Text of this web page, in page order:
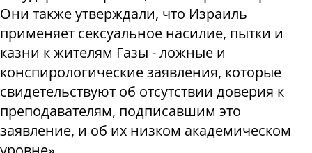
Они также утверждали, что Израиль
применяет сексуальное насилие, пытки и
казни к жителям Газы - ложные и
конспирологические заявления, которые
свидетельствуют об отсутствии доверия к
преподавателям, подписавшим это
заявление, и об их низком академическом